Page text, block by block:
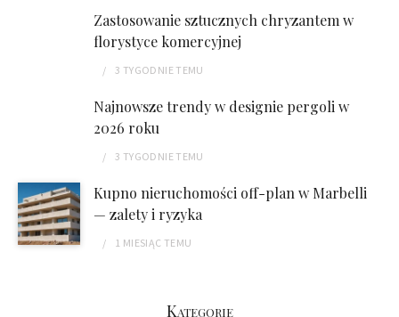
Zastosowanie sztucznych chryzantem w
florystyce komercyjnej
3 TYGODNIE TEMU
Najnowsze trendy w designie pergoli w
2026 roku
3 TYGODNIE TEMU
Kupno nieruchomości off-plan w Marbelli
— zalety i ryzyka
1 MIESIĄC TEMU
Kategorie